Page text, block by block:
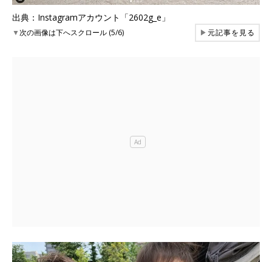
出典：Instagramアカウント「2602g_e」
▼次の画像は下へスクロール (5/6) ▶元記事を見る